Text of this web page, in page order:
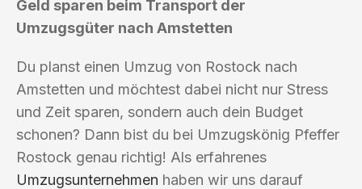
Geld sparen beim Transport der
Umzugsgüter nach Amstetten
Du planst einen Umzug von Rostock nach
Amstetten und möchtest dabei nicht nur Stress
und Zeit sparen, sondern auch dein Budget
schonen? Dann bist du bei Umzugskönig Pfeffer
Rostock genau richtig! Als erfahrenes
Umzugsunternehmen haben wir uns darauf